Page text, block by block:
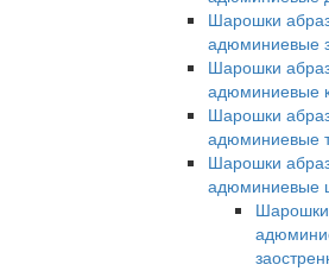
Шарошки
адюминиевые
Шарошки
адюминиевые
Шарошки
адюминиевые
Шарошки
адюминиевые
Шарошки